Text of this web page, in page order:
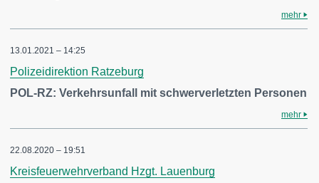
mehr
13.01.2021 – 14:25
Polizeidirektion Ratzeburg
POL-RZ: Verkehrsunfall mit schwerverletzten Personen
mehr
22.08.2020 – 19:51
Kreisfeuerwehrverband Hzgt. Lauenburg